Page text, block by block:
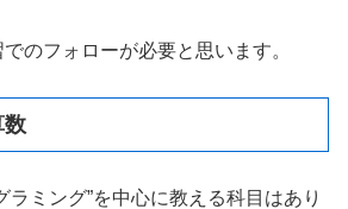
のフォローが必要と思います。
数
ラミング”を中心に教える科目はあり